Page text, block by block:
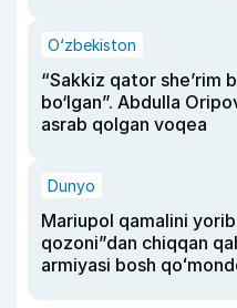
O‘zbekiston
“Sakkiz qator she’rim
bo‘lgan”. Abdulla
asrab qolgan voqea
Dunyo
Mariupol qamalini
qozoni”dan chiqqan
armiyasi bosh